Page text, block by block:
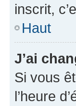
inscrit,
Haut
J’ai
Si vous
l’heure